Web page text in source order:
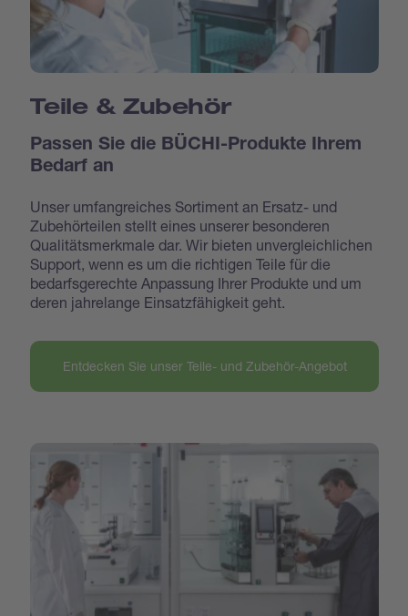
Teile & Zubehör
Passen Sie die BÜCHI-Produkte Ihrem
Bedarf an
Unser umfangreiches Sortiment an Ersatz- und
Zubehörteilen stellt eines unserer besonderen
Qualitätsmerkmale dar. Wir bieten unvergleichlichen
Support, wenn es um die richtigen Teile für die
bedarfsgerechte Anpassung Ihrer Produkte und um
deren jahrelange Einsatzfähigkeit geht.
Entdecken Sie unser Teile- und Zubehör-Angebot